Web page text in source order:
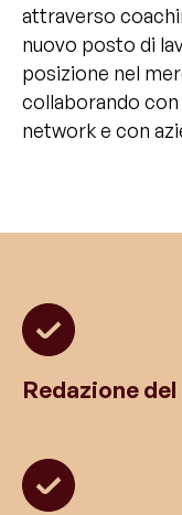
attraverso
nuovo posto di
posizione nel
collaborando
network e con
Redazione